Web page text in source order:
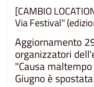
[CAMBIO
Via Festival"
Aggiornamento
organizzatori
"Causa
Giugno è